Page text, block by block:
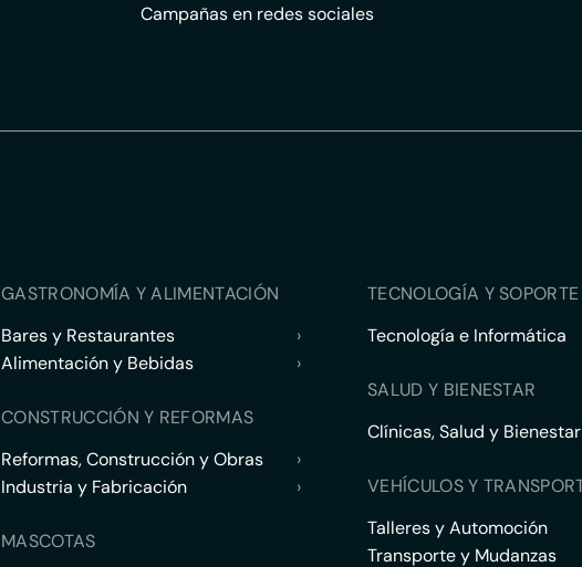
Campañas en redes sociales
GASTRONOMÍA Y ALIMENTACIÓN
Bares y Restaurantes
›
Alimentación y Bebidas
›
CONSTRUCCIÓN Y REFORMAS
Reformas, Construcción y Obras
›
Industria y Fabricación
›
MASCOTAS
TECNOLOGÍA Y
Tecnología e Informática
SALUD Y BIENESTAR
Clínicas, Salud y Bienestar
VEHÍCULOS Y
Talleres y Automoción
Transporte y Mudanzas